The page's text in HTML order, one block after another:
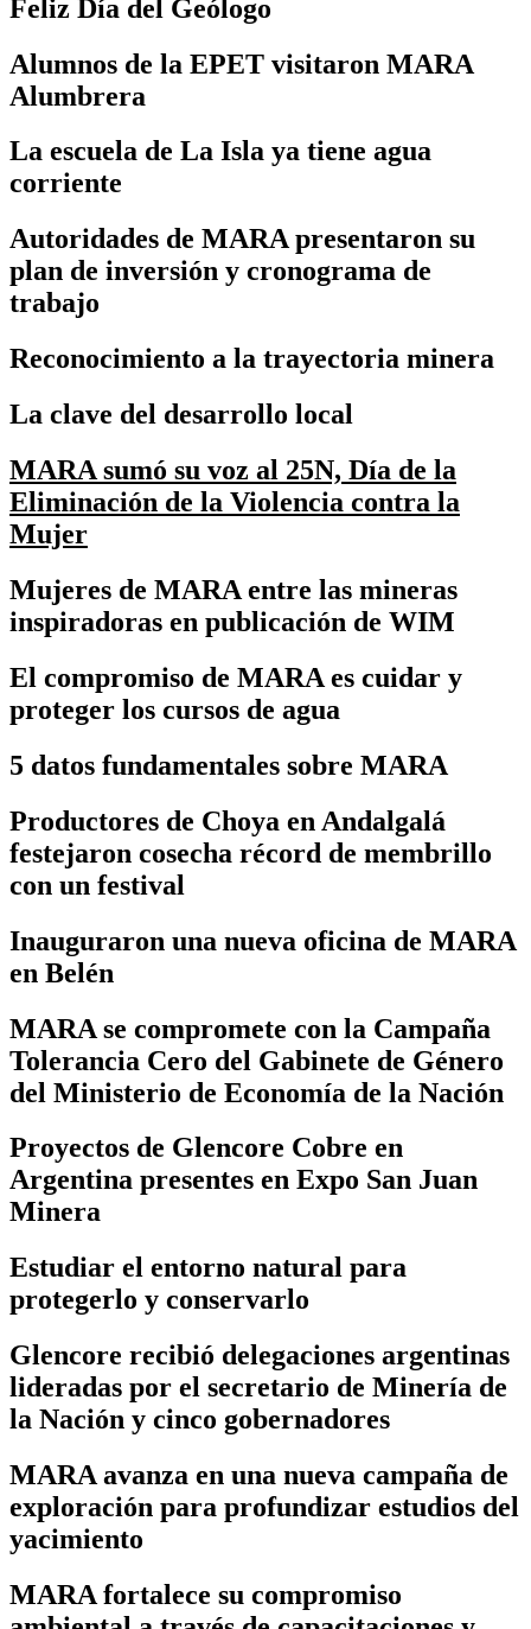
Feliz Día del Geólogo
Alumnos de la EPET visitaron MARA
Alumbrera
La escuela de La Isla ya tiene agua
corriente
Autoridades de MARA presentaron su
plan de inversión y cronograma de
trabajo
Reconocimiento a la trayectoria minera
La clave del desarrollo local
MARA sumó su voz al 25N, Día de la
Eliminación de la Violencia contra la
Mujer
Mujeres de MARA entre las mineras
inspiradoras en publicación de WIM
El compromiso de MARA es cuidar y
proteger los cursos de agua
5 datos fundamentales sobre MARA
Productores de Choya en Andalgalá
festejaron cosecha récord de membrillo
con un festival
Inauguraron una nueva oficina de MARA
en Belén
MARA se compromete con la Campaña
Tolerancia Cero del Gabinete de Género
del Ministerio de Economía de la Nación
Proyectos de Glencore Cobre en
Argentina presentes en Expo San Juan
Minera
Estudiar el entorno natural para
protegerlo y conservarlo
Glencore recibió delegaciones argentinas
lideradas por el secretario de Minería de
la Nación y cinco gobernadores
MARA avanza en una nueva campaña de
exploración para profundizar estudios del
yacimiento
MARA fortalece su compromiso